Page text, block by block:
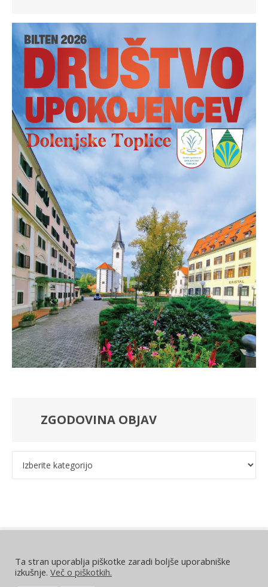
ZGODOVINA OBJAV
DRUŠTVO UPOKOJENCEV DOLENJSKE TOPLICE
Ta stran uporablja piškotke zaradi boljše uporabniške
izkušnje. Več o piškotkih.